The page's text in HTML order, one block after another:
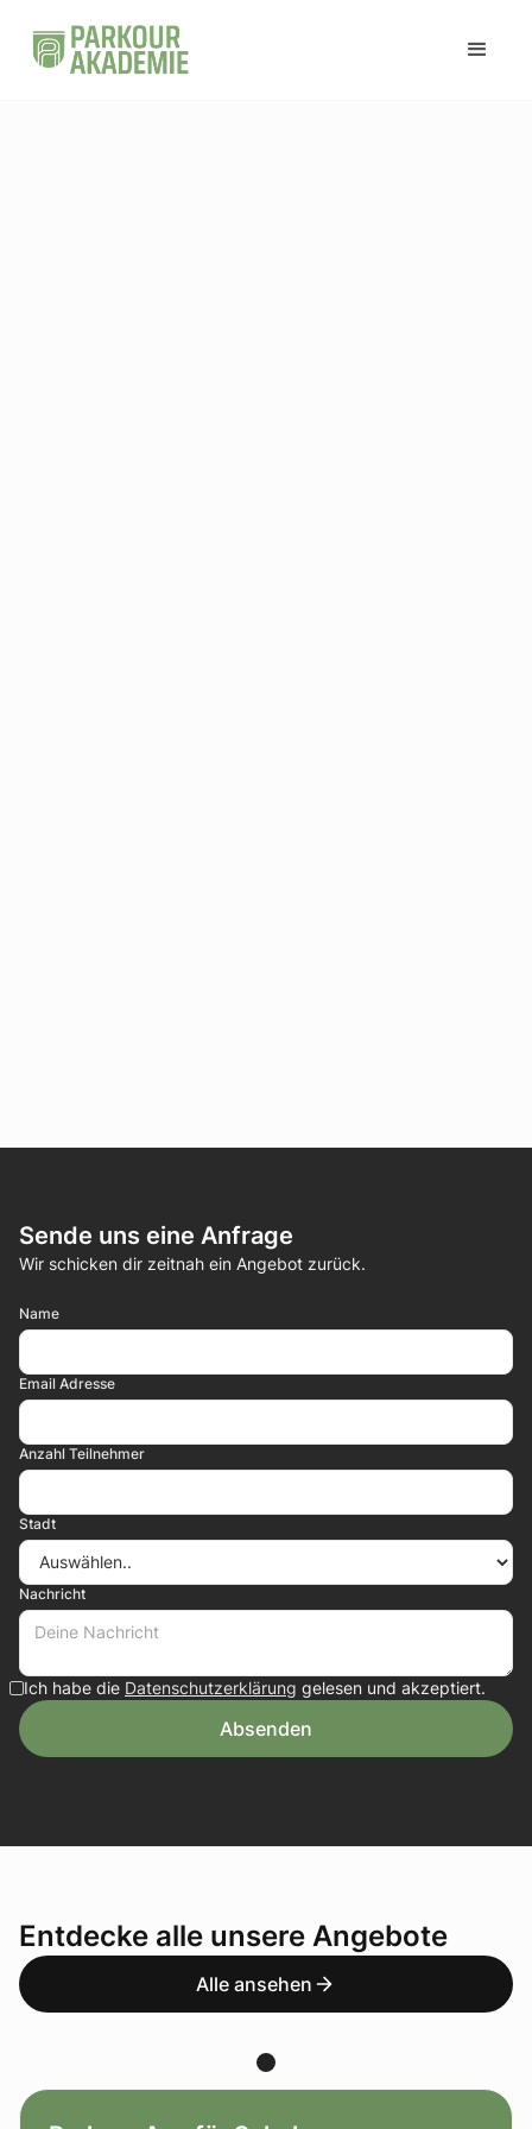
Sende uns eine Anfrage
Wir schicken dir zeitnah ein Angebot zurück.
Name
Email Adresse
Anzahl Teilnehmer
Stadt
Nachricht
Ich habe die Datenschutzerklärung gelesen und akzeptiert.
Entdecke alle unsere Angebote
Alle ansehen